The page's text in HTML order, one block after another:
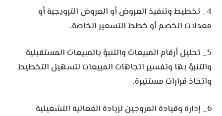
4_ تخطيط وتنفيذ العروض أو العروض الترويجية أو
معدلات الخصم أو خطط التسعير الخاصة.
5_ تحليل أرقام المبيعات والتنبؤ بالمبيعات المستقبلية
والتنبؤ بها وتفسير اتجاهات المبيعات لتسهيل التخطيط
واتخاذ قرارات مستنيرة.
6_ إدارة وقيادة المروجين لزيادة الفعالية التشغيلية